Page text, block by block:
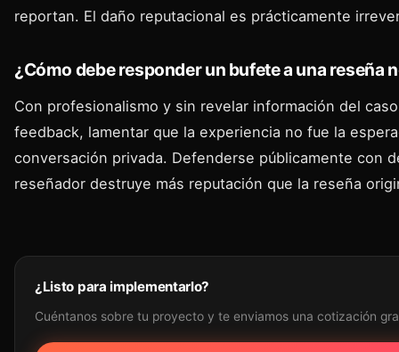
reportan. El daño reputacional es prácticamente
¿Cómo debe responder un bufete a una reseña
Con profesionalismo y sin revelar información del
feedback, lamentar que la experiencia no fue la
conversación privada. Defenderse públicamente con
reseñador destruye más reputación que la reseña
¿Listo para implementarlo?
Cuéntanos sobre tu proyecto y te enviamos una cotización